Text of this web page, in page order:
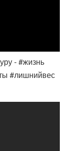
- #жизнь
#лишнийвес